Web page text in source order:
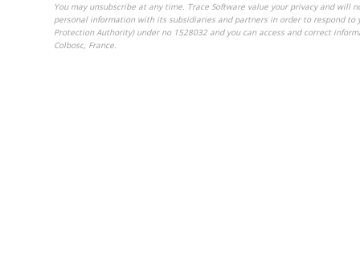
You may unsubscribe at any time. Trace Software value your privacy and
personal information with its subsidiaries and partners in order to respond to
Protection Authority) under no 1528032 and you can access and correct
Colbosc, France.